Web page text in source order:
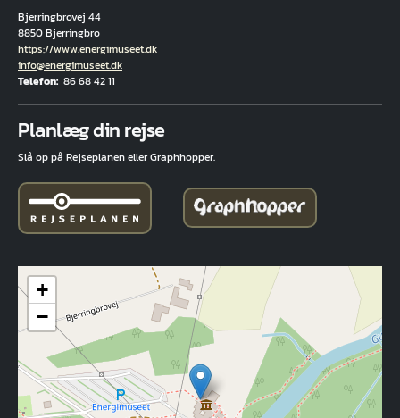
Bjerringbrovej 44
8850 Bjerringbro
Hjemmeside
https://www.energimuseet.dk
E-mail
info@energimuseet.dk
Telefon 86 68 42 11
Planlæg din rejse
Slå op på Rejseplanen eller Graphhopper.
+
−